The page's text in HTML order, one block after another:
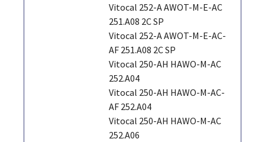
Vitocal 252-A AWOT-M-E-AC
251.A08 2C SP
Vitocal 252-A AWOT-M-E-AC-
AF 251.A08 2C SP
Vitocal 250-AH HAWO-M-AC
252.A04
Vitocal 250-AH HAWO-M-AC-
AF 252.A04
Vitocal 250-AH HAWO-M-AC
252.A06